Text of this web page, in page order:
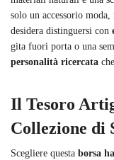
solo un accessorio moda,
desidera distinguersi con
gita fuori porta o una
personalità ricercata
Il Tesoro
Collezione di
Scegliere questa borsa